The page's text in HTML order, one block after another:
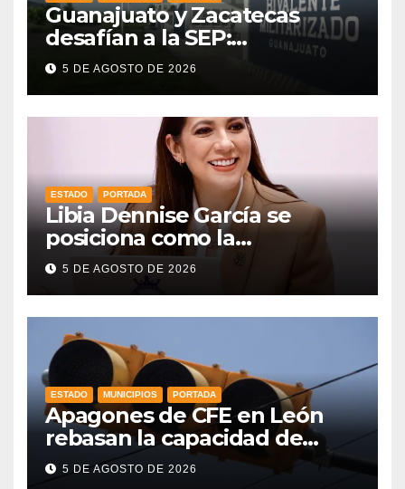
Guanajuato y Zacatecas
desafían a la SEP:
mantendrán en operación
sus prepas militarizadas
5 DE AGOSTO DE 2026
ESTADO PORTADA
Libia Dennise García se
posiciona como la
gobernadora mejor evaluada
del país, según CE Research
5 DE AGOSTO DE 2026
ESTADO MUNICIPIOS PORTADA
Apagones de CFE en León
rebasan la capacidad de
respaldo en red de
semáforos
5 DE AGOSTO DE 2026